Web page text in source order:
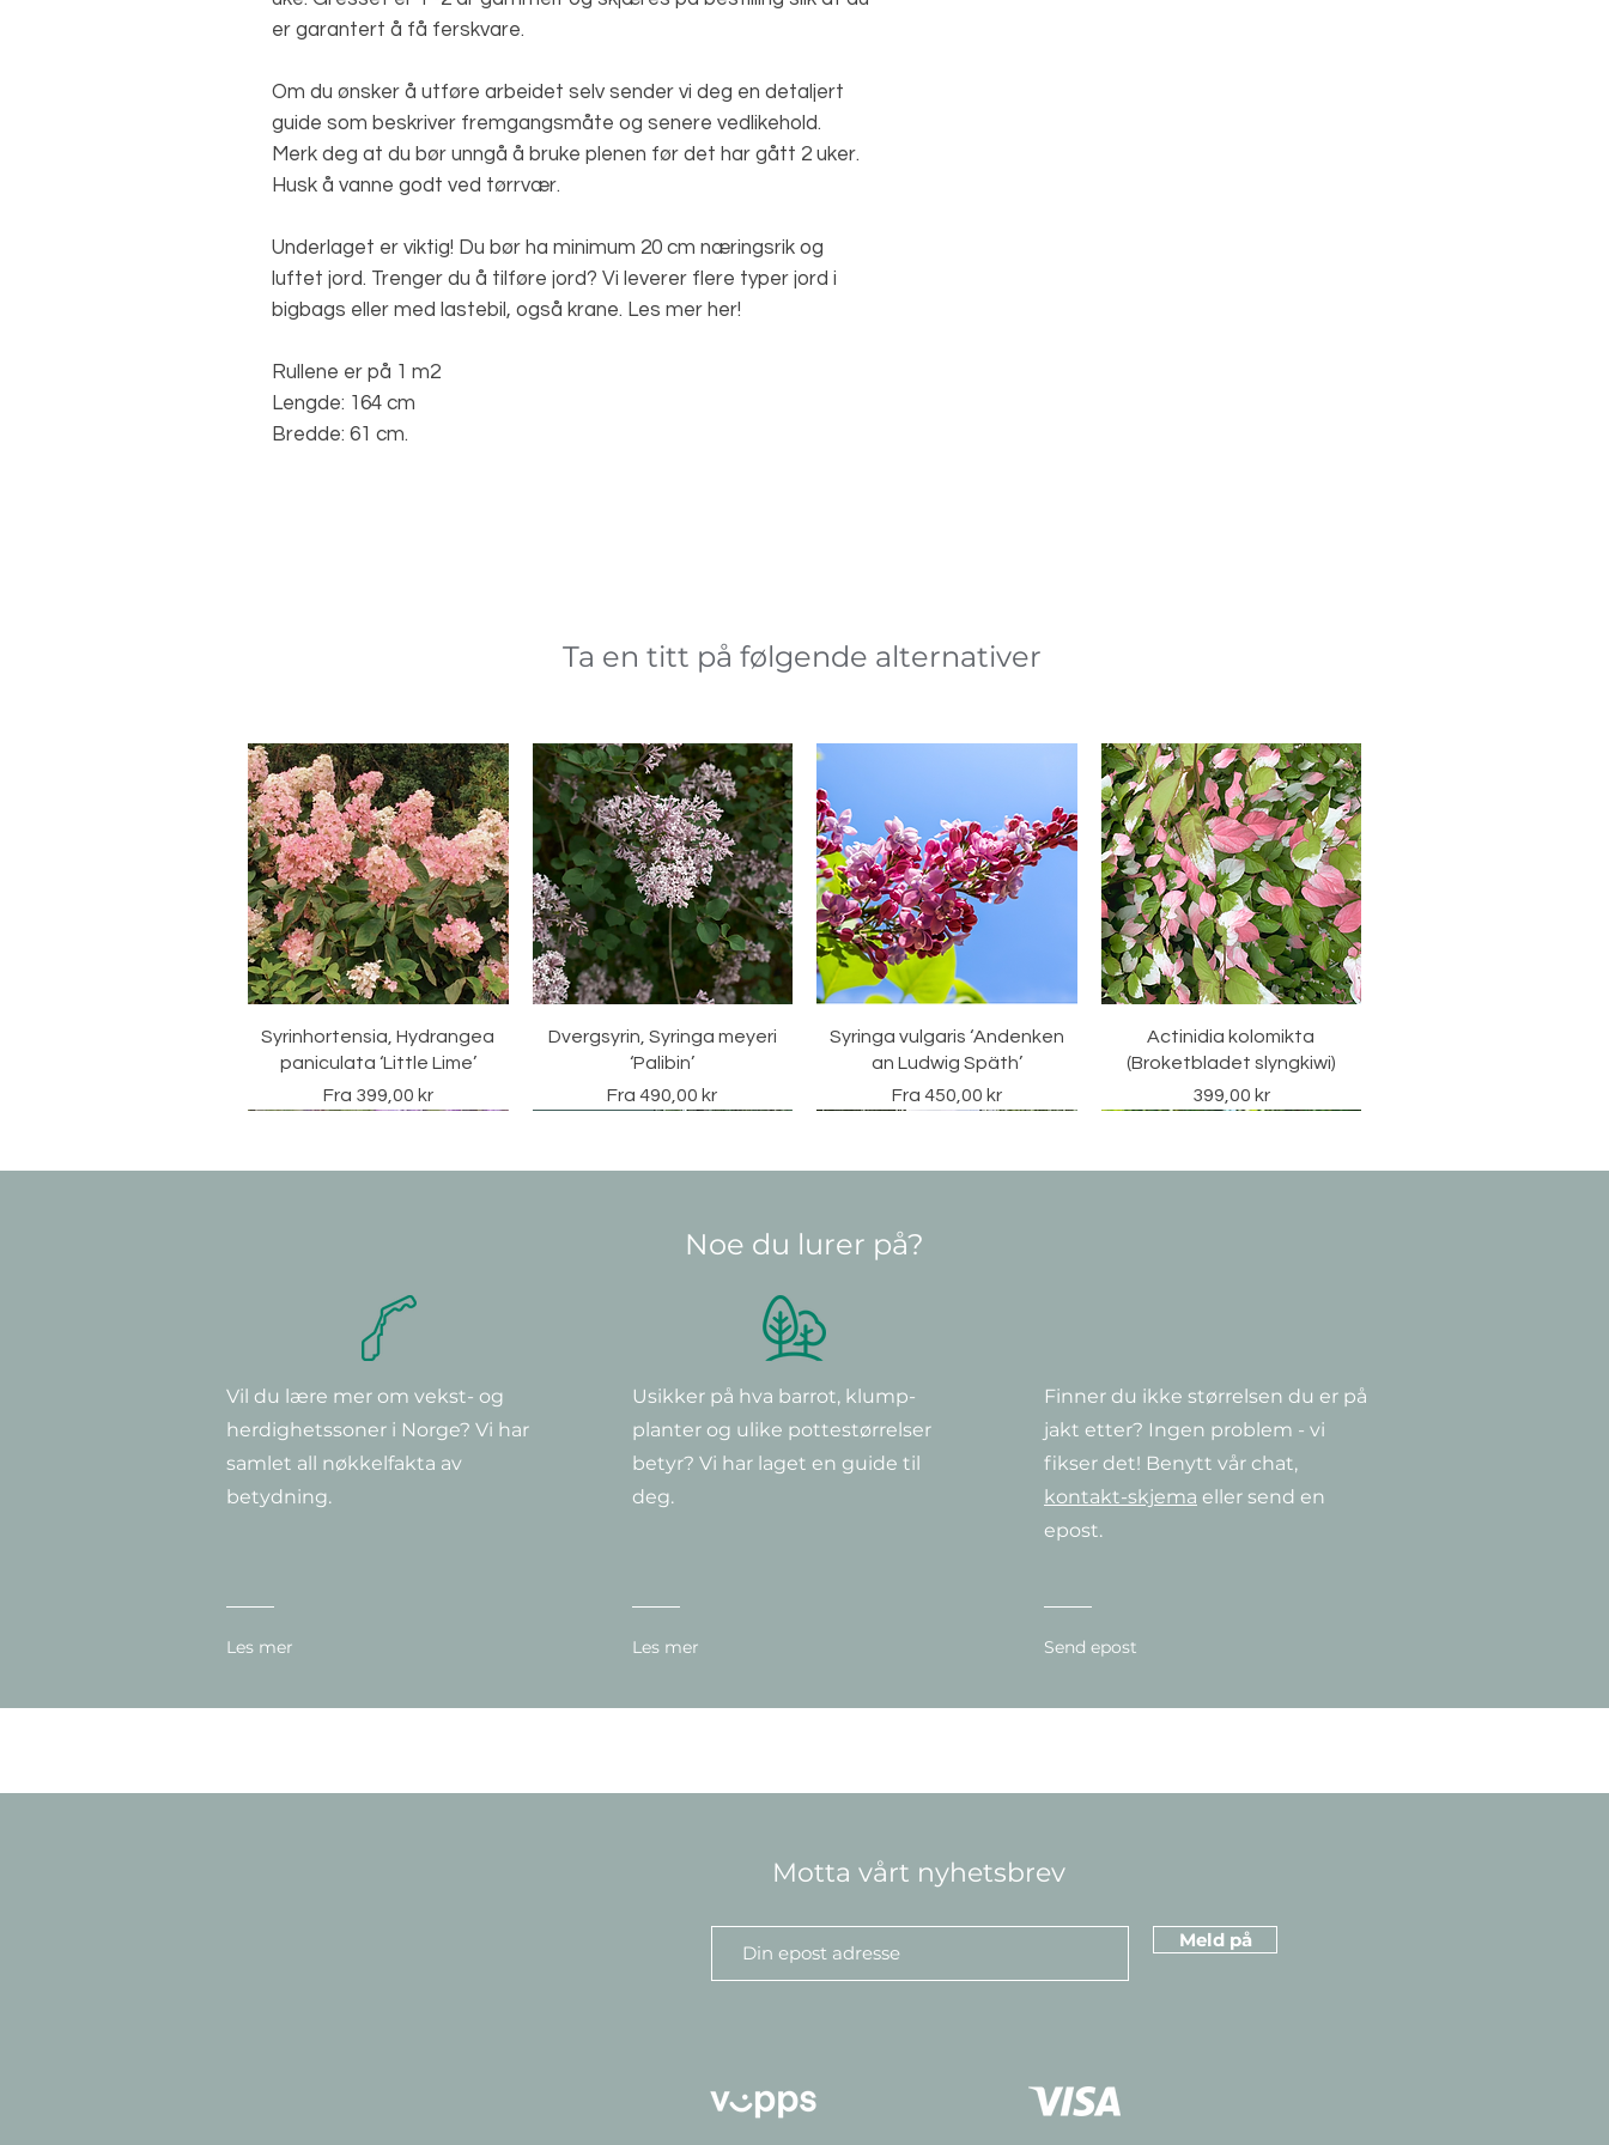
er garantert å få ferskvare.
Om du ønsker å utføre arbeidet selv sender vi deg en detaljert
guide som beskriver fremgangsmåte og senere vedlikehold.
Merk deg at du bør unngå å bruke plenen før det har gått 2 uker.
Husk å vanne godt ved tørrvær.
Underlaget er viktig! Du bør ha minimum 20 cm næringsrik og
luftet jord. Trenger du å tilføre jord? Vi leverer flere typer jord i
bigbags eller med lastebil, også krane. Les mer her!
Rullene er på 1 m2
Lengde: 164 cm
Bredde: 61 cm.
Ta en titt på følgende alternativer
Hurtigvisning
Syrinhortensia, Hydrangea
paniculata ‘Little Lime’
Fra 399,00 kr
Salgspris
Hurtigvisning
Dvergsyrin, Syringa meyeri
‘Palibin’
Fra490,00 kr
Salgspris
Hurtigvisning
Syringa vulgaris ‘Andenken
an Ludwig Späth’
Fra 450,00 kr
Salgspris
Hurtigvisning
Actinidia kolomikta
(Broketbladet slyngkiwi)
Pris
399,00 kr
Hurtigvisning
Clematis montana 'Rubens'
Pris
379,00 kr
Hurtigvisning
Clematis ‘Little Lemons’
Pris
290,00 kr
Hurtigvisning
Clematis ‘Piilu’
Pris
349,00 kr
Hurtigvisning
Clematis ‘Guernsey Cream’
Pris
349,00 kr
Hurtigvisning
Clematis ‘Multi Blue’
Pris
349,00 kr
Hurtigvisning
Clematis 'Warszawska Nike'
Pris
379,00 kr
Hurtigvisning
Clematis 'Hagley Hybrid'
Pris
349,00 kr
Hurtigvisning
Clematis 'Niobe'
Pris
349,00 kr
Hurtigvisning
Clematis 'Super Nova'
Pris
299,00 kr
Hurtigvisning
Vinterliguster, Ligustrum
ovalifolium 150-175 cm
Vanlig pris
570,00 kr 399,00 kr
Salgspris
Hurtigvisning
Hengebjørk europeisk, Betula
Pendula
Pris
3 950,00 kr
Hurtigvisning
CorTen Watertable
Fra14 990,00 kr
Salgspris
Noe du lurer på?
Vil du lære mer om vekst- og
herdighetssoner i Norge? Vi har
samlet all nøkkelfakta av
betydning.
Les mer
Usikker på hva barrot, klump-
planter og ulike pottestørrelser
betyr? Vi har laget en guide til
deg.
Les mer
Finner du ikke størrelsen du er på
jakt etter? Ingen problem - vi
fikser det! Benytt vår chat,
kontakt-skjema eller send en
epost.
Send epost
Motta vårt nyhetsbrev
Meld på